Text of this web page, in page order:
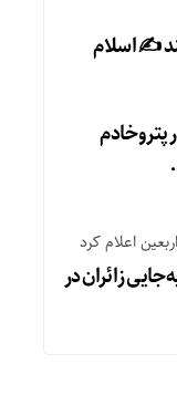
✍️ اسلام
اعلام کرد
زائران در